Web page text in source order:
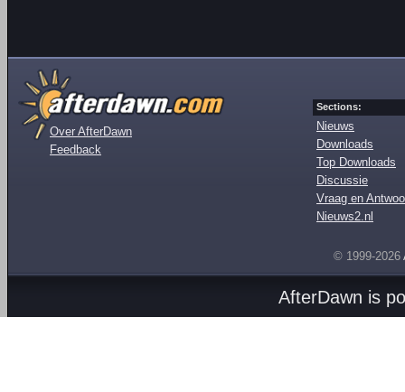
Over AfterDawn
Feedback
Sections:
Nieuws
Downloads
Top Downloads
Discussie
Vraag en
Nieuws2.nl
© 1999-2026
AfterDawn is